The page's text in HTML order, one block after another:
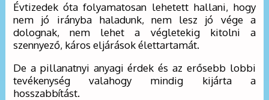
Évtizedek óta folyamatosan lehetett hallani, hogy
nem jó irányba haladunk, nem lesz jó vége a
dolognak, nem lehet a végletekig kitolni a
szennyező, káros eljárások élettartamát.
De a pillanatnyi anyagi érdek és az erősebb lobbi
tevékenység valahogy mindig kijárta a
hosszabbítást.